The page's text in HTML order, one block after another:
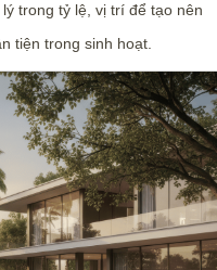
trong tỷ lệ, vị trí để tạo nên
tiện trong sinh hoạt.